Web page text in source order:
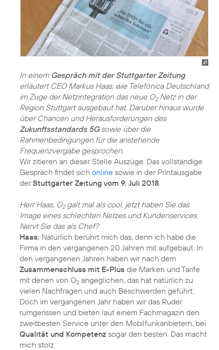
In einem Gespräch mit der Stuttgarter Zeitung
erläutert CEO Markus Haas, wie Telefónica Deutschland
im Zuge der Netzintegration das neue O2Netz in der
Region Stuttgart ausgebaut hat. Darüber hinaus wurde
über Chancen und Herausforderungen des
Zukunftsstandards 5Gsowie über die
Rahmenbedingungen für die anstehende
Frequenzvergabe gesprochen.
Wir zitieren an dieser Stelle Auszüge. Das vollständige
Gespräch findet sich online sowie in der Printausgabe
derStuttgarter Zeitung vom 9. Juli 2018
Herr Haas, O2galt mal als cool, jetzt haben Sie das
Image eines schlechten Netzes und Kundenservices.
Nervt Sie das als Chef?
Haas: Natürlich berührt mich das, denn ich habe die
Firma in den vergangenen 20 Jahren mit aufgebaut. In
den vergangenen Jahren haben wir nach dem
Zusammenschluss mit E-Plus die Marken und Tarife
mit denen von O2 angeglichen, das hat natürlich zu
vielen Nachfragen und auch Beschwerden geführt.
Doch im vergangenen Jahr haben wir das Ruder
rumgerissen und bieten laut einem Fachmagazin den
zweitbesten Service unter den Mobilfunkanbietern, bei
Qualität und Kompetenz sogar den besten. Das macht
mich stolz.